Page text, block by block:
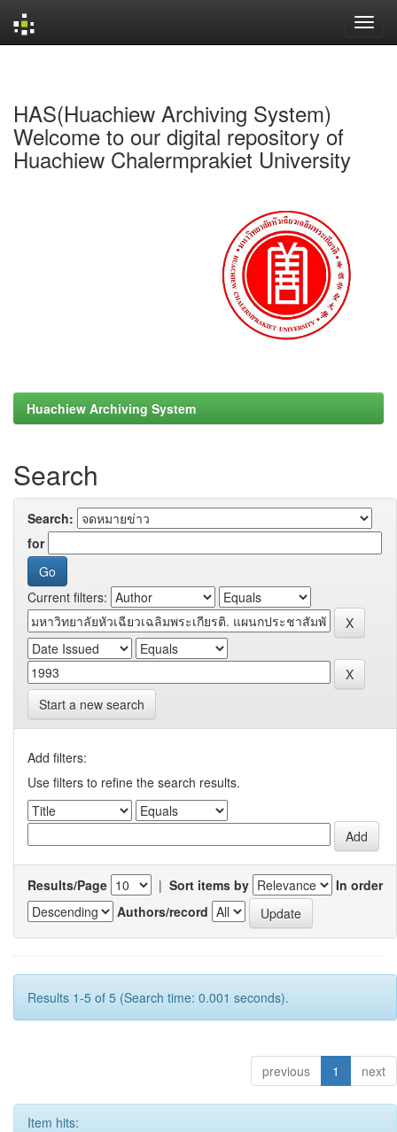
HAS(Huachiew Archiving System)
Welcome to our digital repository of
Huachiew Chalermprakiet University
Huachiew Archiving System
Search
Search:
for
Current filters:
Start a new search
Add filters:
Use filters to refine the search results.
Results/Page | Sort items by
In order
Authors/record
Results 1-5 of 5 (Search time: 0.001 seconds).
previous 1 next
Item hits: